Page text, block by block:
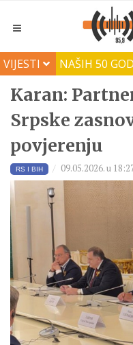
VIJESTI NAŠIH 50
Karan:
Srpske
povjerenju
RS I BIH 09.05.2026. u